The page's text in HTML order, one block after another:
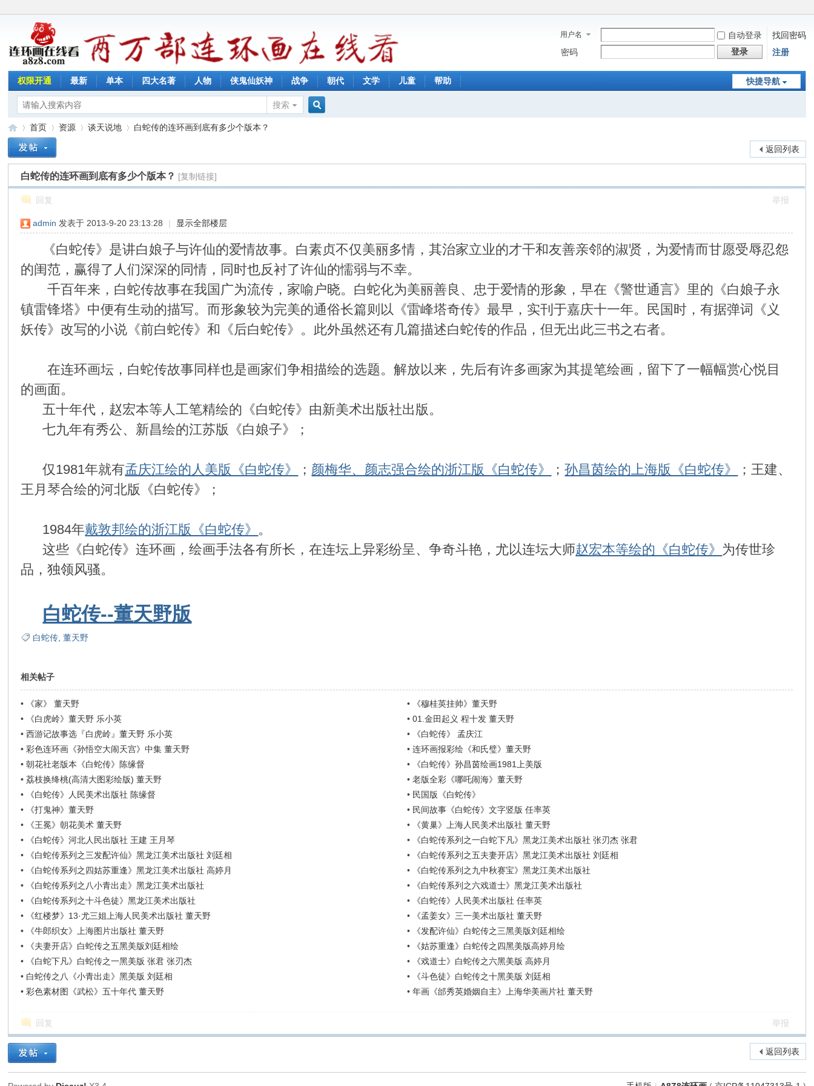
用户名 自动登录
找回密码
密码
登录 注册
快捷导航
权限开通 最新 单本 四大名著 人物 侠鬼仙妖神 战争 朝代 文学 儿童 帮助
搜索
»
首页
›
资源
›
谈天说地
›
白蛇传的连环画到底有多少个版本？
返回列表
白蛇传的连环画到底有多少个版本？ [复制链接]
回复 举报
admin 发表于 2013-9-20 23:13:28 | 显示全部楼层
《白蛇传》是讲白娘子与许仙的爱情故事。白素贞不仅美丽多情，其治家立业的才干和友善亲邻的淑贤，为爱情而甘愿受辱忍怨
的闺范，赢得了人们深深的同情，同时也反衬了许仙的懦弱与不幸。
千百年来，白蛇传故事在我国广为流传，家喻户晓。白蛇化为美丽善良、忠于爱情的形象，早在《警世通言》里的《白娘子永
镇雷锋塔》中便有生动的描写。而形象较为完美的通俗长篇则以《雷峰塔奇传》最早，实刊于嘉庆十一年。民国时，有据弹词《义
妖传》改写的小说《前白蛇传》和《后白蛇传》。此外虽然还有几篇描述白蛇传的作品，但无出此三书之右者。
在连环画坛，白蛇传故事同样也是画家们争相描绘的选题。解放以来，先后有许多画家为其提笔绘画，留下了一幅幅赏心悦目
的画面。
五十年代，赵宏本等人工笔精绘的《白蛇传》由新美术出版社出版。
七九年有秀公、新昌绘的江苏版《白娘子》；
仅1981年就有孟庆江绘的人美版《白蛇传》 ； 颜梅华、颜志强合绘的浙江版《白蛇传》 ；孙昌茵绘的上海版《白蛇传》
；王建、
王月琴合绘的河北版《白蛇传》；
1984年戴敦邦绘的浙江版《白蛇传》 。
这些《白蛇传》连环画，绘画手法各有所长，在连坛上异彩纷呈、争奇斗艳，尤以连坛大师赵宏本等绘的《白蛇传》 为传世珍
品，独领风骚。
白蛇传--董天野版
白蛇传 ,董天野
相关帖子
• 《家》 董天野 •
《穆桂英挂帅》董天野
•
《白虎岭》董天野 乐小英 • 01.金田起义 程十发 董天野
•西游记故事选『白虎岭』董天野 乐小英 •
《白蛇传》 孟庆江
•彩色连环画《孙悟空大闹天宫》中集 董天野 • 连环画报彩绘《和氏璧》董天野
•朝花社老版本《白蛇传》陈缘督 •
《白蛇传》孙昌茵绘画1981上美版
•荔枝换绛桃(高清大图彩绘版) 董天野 • 老版全彩《哪吒闹海》董天野
•
《白蛇传》人民美术出版社 陈缘督 • 民国版《白蛇传》
•
《打鬼神》董天野 • 民间故事《白蛇传》文字竖版 任率英
•
《王冕》朝花美术 董天野 •
《黄巢》上海人民美术出版社 董天野
•
《白蛇传》河北人民出版社 王建 王月琴 •
《白蛇传系列之一白蛇下凡》黑龙江美术出版社 张刃杰 张君
•
《白蛇传系列之三发配许仙》黑龙江美术出版社 刘廷相 •
《白蛇传系列之五夫妻开店》黑龙江美术出版社 刘廷相
•
《白蛇传系列之四姑苏重逢》黑龙江美术出版社 高婷月 •
《白蛇传系列之九中秋赛宝》黑龙江美术出版社
•
《白蛇传系列之八小青出走》黑龙江美术出版社 •
《白蛇传系列之六戏道士》黑龙江美术出版社
•
《白蛇传系列之十斗色徒》黑龙江美术出版社 •
《白蛇传》人民美术出版社 任率英
•
《红楼梦》13·尤三姐上海人民美术出版社 董天野 •
《孟姜女》三一美术出版社 董天野
•
《牛郎织女》上海图片出版社 董天野 •
《发配许仙》白蛇传之三黑美版刘廷相绘
•
《夫妻开店》白蛇传之五黑美版刘廷相绘 •
《姑苏重逢》白蛇传之四黑美版高婷月绘
•
《白蛇下凡》白蛇传之一黑美版 张君 张刃杰 •
《戏道士》白蛇传之六黑美版 高婷月
• 白蛇传之八《小青出走》黑美版 刘廷相 •
《斗色徒》白蛇传之十黑美版 刘廷相
•彩色素材图《武松》五十年代 董天野 • 年画《邰秀英婚姻自主》上海华美画片社 董天野
回复 举报
返回列表